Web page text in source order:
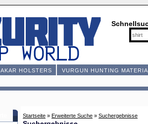
AKAR HOLSTERS
VURGUN HUNTING
Startseite » Erweiterte Suche » Suchergebnisse